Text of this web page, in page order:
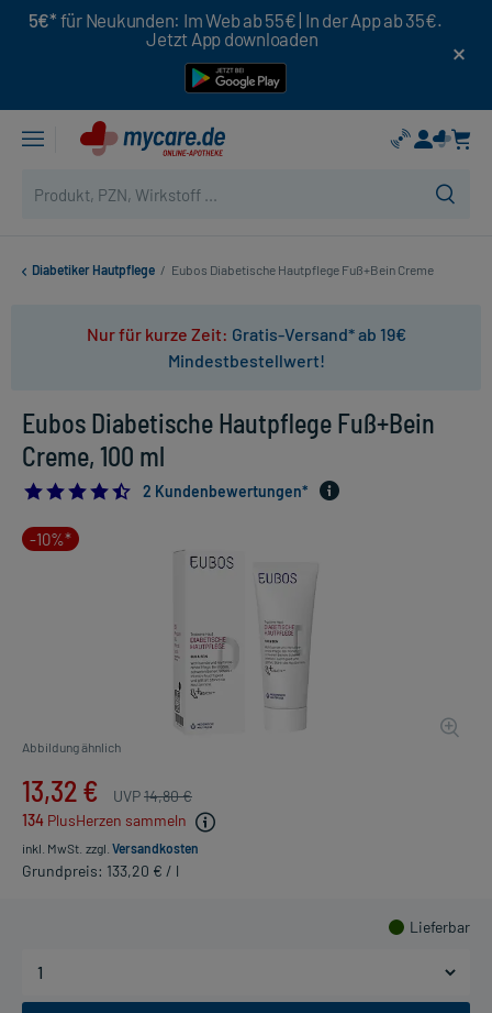
5€* für Neukunden: Im Web ab 55€ | In der App ab 35€.
Jetzt App downloaden
Diabetiker Hautpflege / Eubos Diabetische Hautpflege Fuß+Bein Creme
Nur für kurze Zeit: Gratis-Versand* ab 19€
Mindestbestellwert!
Eubos Diabetische Hautpflege Fuß+Bein
Creme, 100 ml
4.5
2 Kundenbewertungen*
-10%*
Abbildung ähnlich
13,32 € UVP14,80 €
134 PlusHerzen sammeln
inkl. MwSt. zzgl. Versandkosten
Grundpreis: 133,20 € / l
Lieferbar